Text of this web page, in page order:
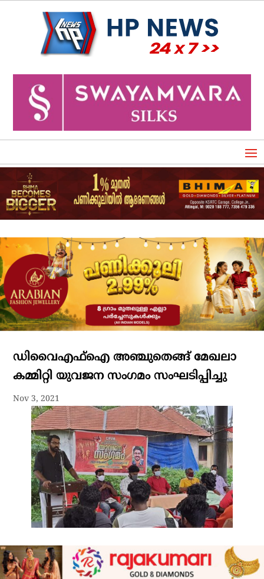
ഡിവൈഎഫ്ഐ അഞ്ചുതെങ്ങ് മേഖലാ
കമ്മിറ്റി യുവജന സംഗമം സംഘടിപ്പിച്ചു
Nov 3, 2021